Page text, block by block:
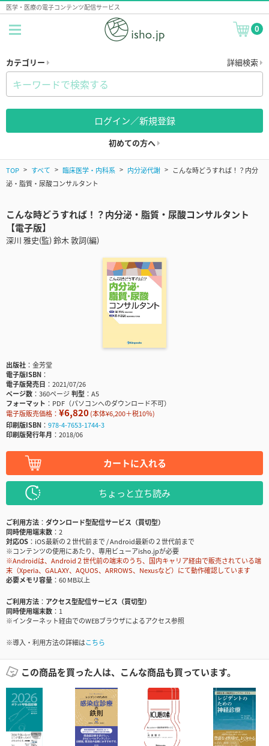
医学・医療の電子コンテンツ配信サービス
0
カテゴリー 詳細検索
ログイン／新規登録
初めての方へ
TOP すべて 臨床医学・内科系 内分泌代謝
こんな時どうすれば！？内分
泌・脂質・尿酸コンサルタント
こんな時どうすれば！？内分泌・脂質・尿酸コンサルタント
【電子版】
深川 雅史(監) 鈴木 敦詞(編)
出版社
金芳堂
電子版ISBN
電子版発売日
2021/07/26
ページ数
360ページ判型
A5
フォーマット
PDF（パソコンへのダウンロード不可）
電子版販売価格： ¥6,820(本体¥6,200＋税10％)
印刷版ISBN
978-4-7653-1744-3
印刷版発行年月
2018/06
カートに入れる
ちょっと立ち読み
ご利用方法
ダウンロード型配信サービス（買切型）
同時使用端末数
2
対応OS
iOS最新の２世代前まで / Android最新の２世代前まで
※コンテンツの使用にあたり、専用ビューアisho.jpが必要
※Androidは、Android２世代前の端末のうち、国内キャリア経由で販売されている端
末（Xperia、GALAXY、AQUOS、ARROWS、Nexusなど）にて動作確認しています
必要メモリ容量
60 MB以上
ご利用方法
アクセス型配信サービス（買切型）
同時使用端末数
1
※インターネット経由でのWEBブラウザによるアクセス参照
※導入・利用方法の詳細はこちら
この商品を買った人は、こんな商品も買っています。